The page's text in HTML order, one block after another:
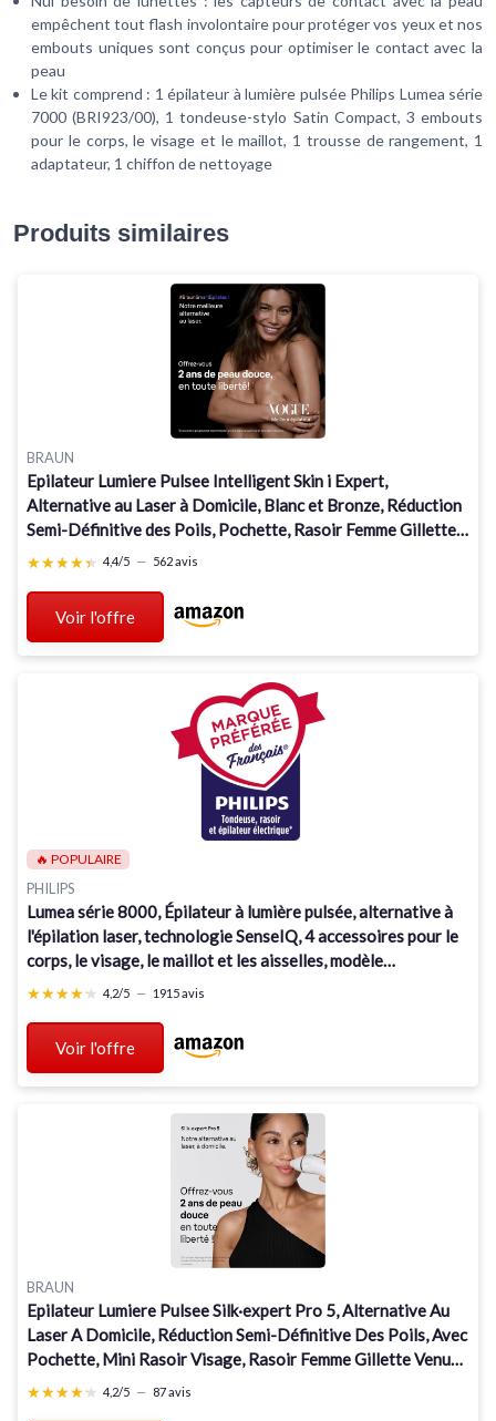
empêchent tout flash involontaire pour protéger vos yeux et nos
embouts uniques sont conçus pour optimiser le contact avec la
peau
Le kit comprend : 1 épilateur à lumière pulsée Philips Lumea série
7000 (BRI923/00), 1 tondeuse-stylo Satin Compact, 3 embouts
pour le corps, le visage et le maillot, 1 trousse de rangement, 1
adaptateur, 1 chiffon de nettoyage
Produits similaires
BRAUN
Epilateur Lumiere Pulsee Intelligent Skin i Expert,
Alternative au Laser à Domicile, Blanc et Bronze, Réduction
Semi-Définitive des Poils, Pochette, Rasoir Femme Gillette
Venus, 3 Têtes, PL7263
★★★★★
★★★★★ 4,4/5 — 562 avis
Voir l'offre
🔥 POPULAIRE
PHILIPS
Lumea série 8000, Épilateur à lumière pulsée, alternative à
l'épilation laser, technologie SenseIQ, 4 accessoires pour le
corps, le visage, le maillot et les aisselles, modèle
BRI948/00
★★★★★
★★★★★ 4,2/5 — 1915 avis
Voir l'offre
BRAUN
Epilateur Lumiere Pulsee Silk·expert Pro 5, Alternative Au
Laser A Domicile, Réduction Semi-Définitive Des Poils, Avec
Pochette, Mini Rasoir Visage, Rasoir Femme Gillette Venus,
4 Têtes, PL5412 Blanc
★★★★★
★★★★★ 4,2/5 — 87 avis